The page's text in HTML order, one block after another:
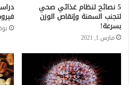
5 نصائح لنظام غذائي صحي
لتجنب السمنة وإنقاص الوزن
بسرعة!
مارس 1, 2021